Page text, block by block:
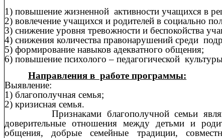
1) повышение жизненной активности учащихся в
2) вовлечение учащихся и родителей в социально
3) снижение уровня тревожности и беспокойства
4) снижения количества правонарушений среди
5) формирование навыков адекватного общения;
6) повышение психолого – педагогической
Направления в работе программы:
Выявление:
1) благополучная семья;
2) кризисная семья.
Признаками благополучной семьи
доверительные отношения между детьми и
общения, добрые семейные традиции,